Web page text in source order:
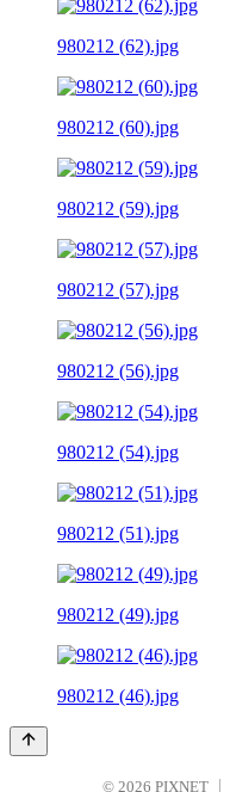
980212 (62).jpg
980212 (60).jpg
980212 (59).jpg
980212 (57).jpg
980212 (56).jpg
980212 (54).jpg
980212 (51).jpg
980212 (49).jpg
980212 (46).jpg
© 2026 PIXNET